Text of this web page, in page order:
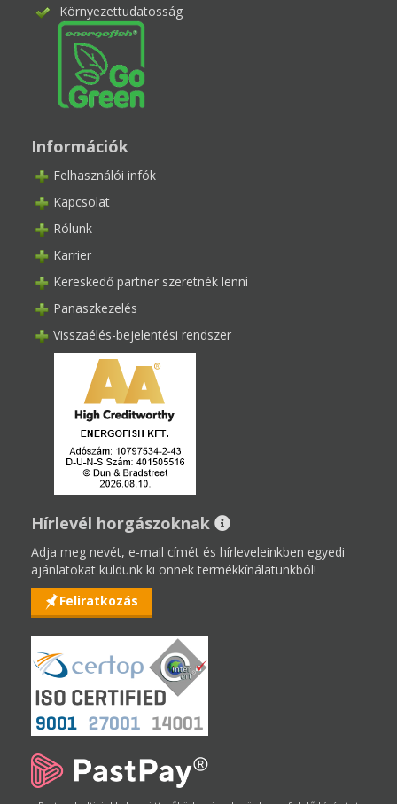
Környezettudatosság
Információk
Felhasználói infók
Kapcsolat
Rólunk
Karrier
Kereskedő partner szeretnék lenni
Panaszkezelés
Visszaélés-bejelentési rendszer
Hírlevél horgászoknak
Adja meg nevét, e-mail címét és hírleveleinkben egyedi
ajánlatokat küldünk ki önnek termékkínálatunkból!
Feliratkozás